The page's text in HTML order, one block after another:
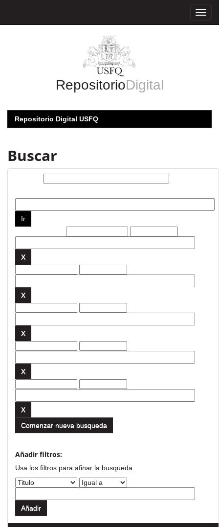
RepositorioDigital
Repositorio Digital USFQ
Buscar
Comenzar nueva busqueda
Añadir filtros:
Usa los filtros para afinar la busqueda.